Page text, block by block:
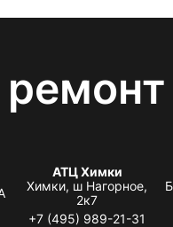
АТЦ Химки
Химки, ш Нагорное,
2к7
+7 (495) 989-21-31